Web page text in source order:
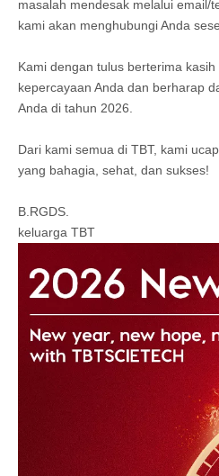
masalah mendesak melalui email/
kami akan menghubungi Anda
Kami dengan tulus berterima
kepercayaan Anda dan berharap
Anda di tahun 2026.
Dari kami semua di TBT, kami
yang bahagia, sehat, dan sukses!
B.RGDS.
keluarga TBT